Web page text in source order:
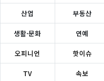
산업 부동산
생활·문화 연예
오피니언 핫이슈
TV 속보